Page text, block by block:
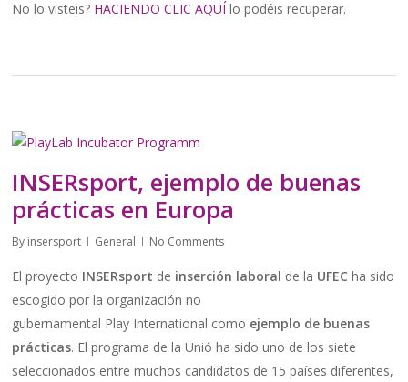
No lo visteis? HACIENDO CLIC AQUÍ lo podéis recuperar.
INSERsport, ejemplo de buenas
prácticas en Europa
By insersport General No Comments
El proyecto INSERsport de inserción laboral de la UFEC ha sido
escogido por la organización no
gubernamental Play International como ejemplo de buenas
prácticas. El programa de la Unió ha sido uno de los siete
seleccionados entre muchos candidatos de 15 países diferentes,